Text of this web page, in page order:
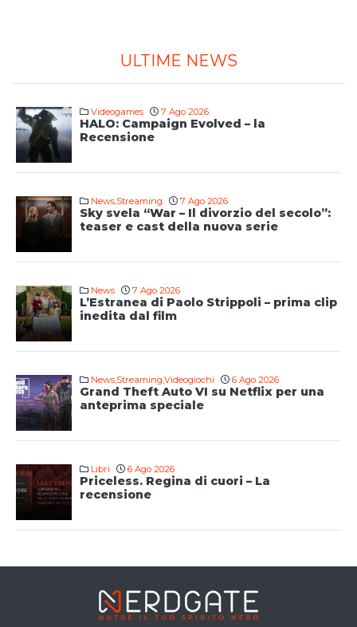
ULTIME NEWS
Videogames 7 Ago 2026
HALO: Campaign Evolved – la
Recensione
News,Streaming 7 Ago 2026
Sky svela “War – Il divorzio del secolo”:
teaser e cast della nuova serie
News 7 Ago 2026
L’Estranea di Paolo Strippoli – prima clip
inedita dal film
News,Streaming,Videogiochi 6 Ago 2026
Grand Theft Auto VI su Netflix per una
anteprima speciale
Libri 6 Ago 2026
Priceless. Regina di cuori – La
recensione